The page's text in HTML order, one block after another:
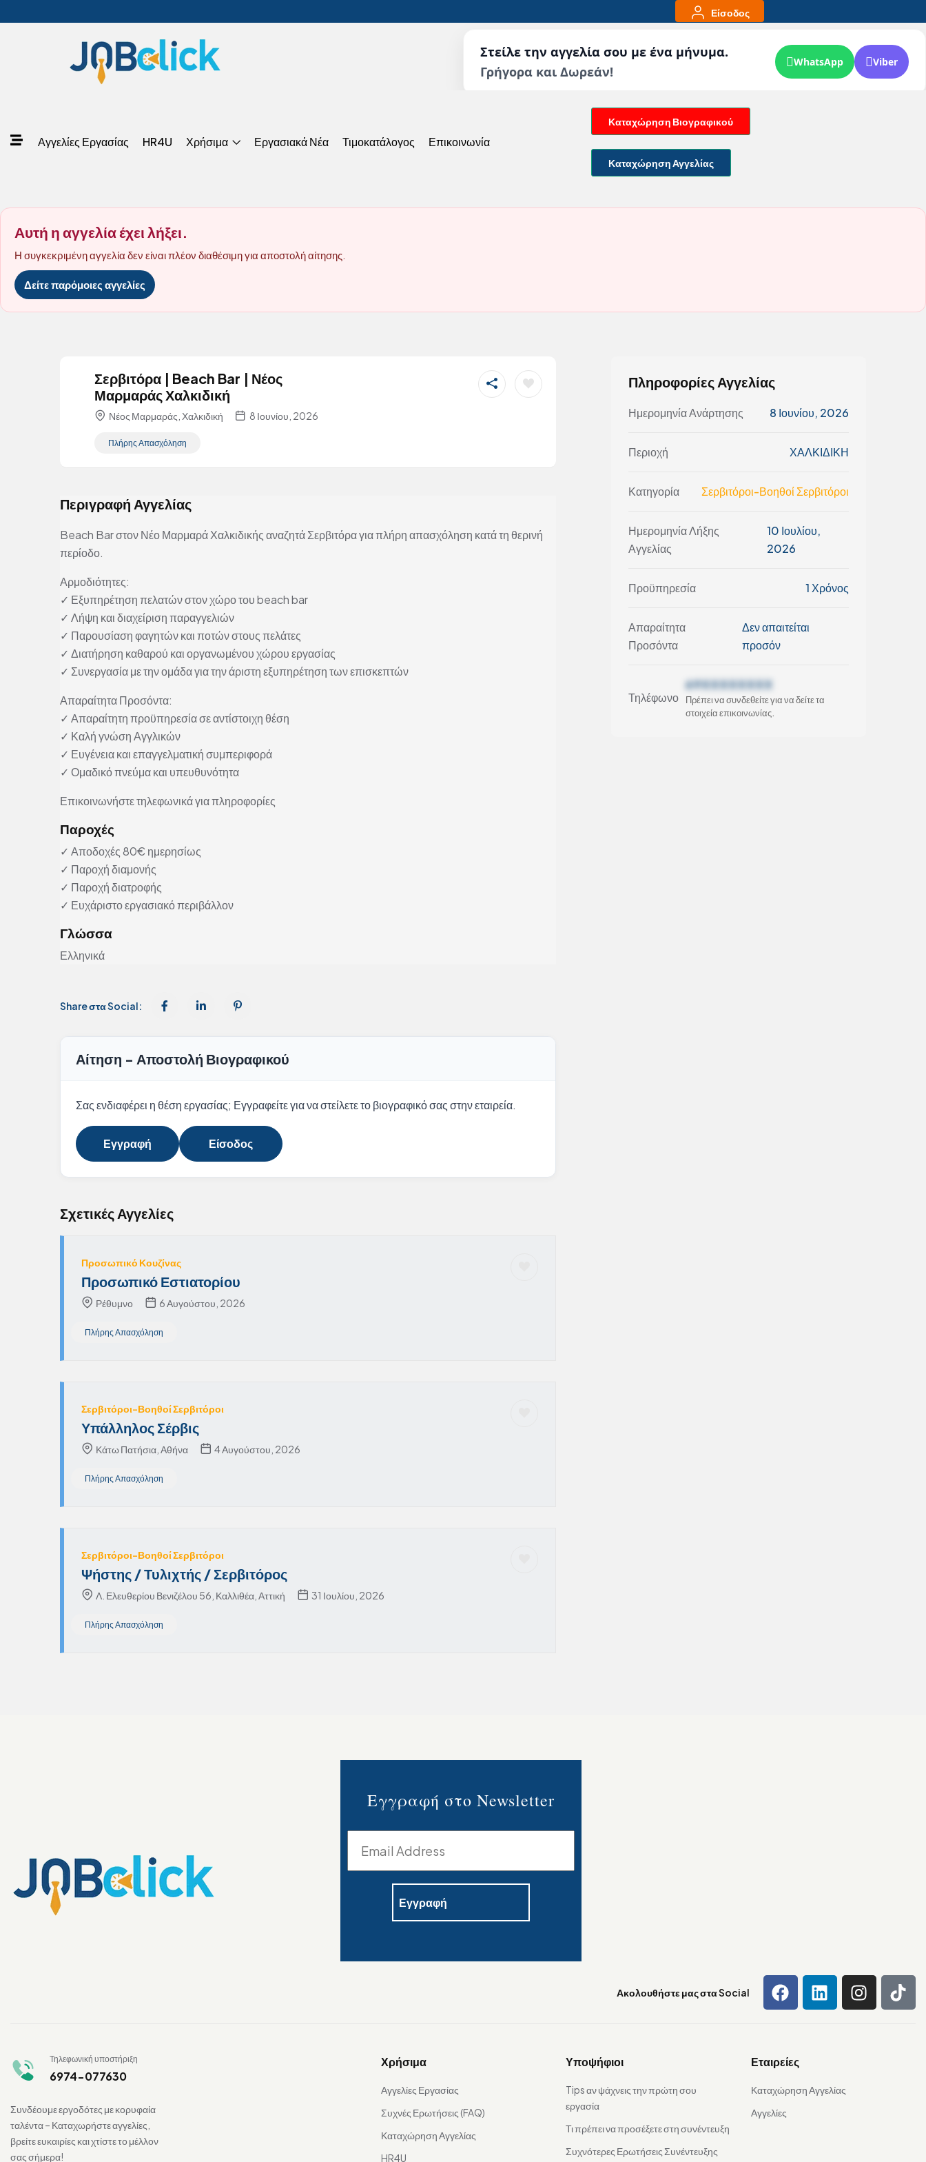
Είσοδος
Στείλε την αγγελία σου με ένα μήνυμα.
Γρήγορα και Δωρεάν!
WhatsApp Viber
Αγγελίες Εργασίας HR4U Χρήσιμα Εργασιακά Νέα Τιμοκατάλογος Επικοινωνία
Καταχώρηση Βιογραφικού
Καταχώρηση Αγγελίας
Αυτή η αγγελία έχει λήξει.
Η συγκεκριμένη αγγελία δεν είναι πλέον διαθέσιμη για αποστολή αίτησης.
Δείτε παρόμοιες αγγελίες
Σερβιτόρα | Beach Bar | Νέος
Μαρμαράς Χαλκιδική
Νέος Μαρμαράς, Χαλκιδική 8 Ιουνίου, 2026
Πλήρης Απασχόληση
Περιγραφή Αγγελίας
Beach Bar στον Νέο Μαρμαρά Χαλκιδικής αναζητά Σερβιτόρα για πλήρη απασχόληση κατά τη θερινή
περίοδο.
Αρμοδιότητες:
✓ Εξυπηρέτηση πελατών στον χώρο του beach bar
✓ Λήψη και διαχείριση παραγγελιών
✓ Παρουσίαση φαγητών και ποτών στους πελάτες
✓ Διατήρηση καθαρού και οργανωμένου χώρου εργασίας
✓ Συνεργασία με την ομάδα για την άριστη εξυπηρέτηση των επισκεπτών
Απαραίτητα Προσόντα:
✓ Απαραίτητη προϋπηρεσία σε αντίστοιχη θέση
✓ Καλή γνώση Αγγλικών
✓ Ευγένεια και επαγγελματική συμπεριφορά
✓ Ομαδικό πνεύμα και υπευθυνότητα
Επικοινωνήστε τηλεφωνικά για πληροφορίες
Παροχές
✓ Αποδοχές 80€ ημερησίως
✓ Παροχή διαμονής
✓ Παροχή διατροφής
✓ Ευχάριστο εργασιακό περιβάλλον
Γλώσσα
Ελληνικά
Share στα Social:
Αίτηση - Αποστολή Βιογραφικού
Σας ενδιαφέρει η θέση εργασίας; Εγγραφείτε για να στείλετε το βιογραφικό σας στην εταιρεία.
Εγγραφή Είσοδος
Σχετικές Αγγελίες
Προσωπικό Κουζίνας
Προσωπικό Εστιατορίου
Ρέθυμνο 6 Αυγούστου, 2026
Πλήρης Απασχόληση
Σερβιτόροι-Βοηθοί Σερβιτόροι
Υπάλληλος Σέρβις
Κάτω Πατήσια, Αθήνα 4 Αυγούστου, 2026
Πλήρης Απασχόληση
Σερβιτόροι-Βοηθοί Σερβιτόροι
Ψήστης / Τυλιχτής / Σερβιτόρος
Λ. Ελευθερίου Βενιζέλου 56, Καλλιθέα, Αττική 31 Ιουλίου, 2026
Πλήρης Απασχόληση
Πληροφορίες Αγγελίας
Ημερομηνία Ανάρτησης 8 Ιουνίου, 2026
Περιοχή ΧΑΛΚΙΔΙΚΗ
Κατηγορία Σερβιτόροι-Βοηθοί Σερβιτόροι
Ημερομηνία Λήξης
Αγγελίας
10 Ιουλίου,
2026
Προϋπηρεσία 1 Χρόνος
Απαραίτητα
Προσόντα
Δεν απαιτείται
προσόν
Τηλέφωνο
69XXXXXXXX
Πρέπει να συνδεθείτε για να δείτε τα
στοιχεία επικοινωνίας.
Εγγραφή στο Newsletter
Ακολουθήστε μας στα Social
Τηλεφωνική υποστήριξη
6974-077630
Συνδέουμε εργοδότες με κορυφαία
ταλέντα – Καταχωρήστε αγγελίες,
βρείτε ευκαιρίες και χτίστε το μέλλον
σας σήμερα!
Χρήσιμα
Αγγελίες Εργασίας
Συχνές Ερωτήσεις (FAQ)
Καταχώρηση Αγγελίας
HR4U
Υποψήφιοι
Tips αν ψάχνεις την πρώτη σου
εργασία
Τι πρέπει να προσέξετε στη συνέντευξη
Συχνότερες Ερωτήσεις Συνέντευξης
Εταιρείες
Καταχώρηση Αγγελίας
Αγγελίες